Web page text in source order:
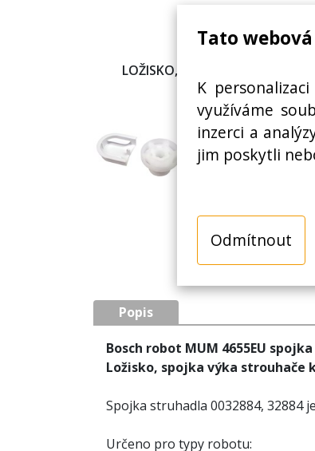
Tato
K
využíváme
inzerci a
jim poskytli
Odmítnout
LOŽISKO, SPOJKA VÝKA
PRIVILEG,
Popis
Bosch robot MUM 4655EU
Ložisko, spojka výka strouhače
Spojka struhadla 0032884, 32884
Určeno pro typy robotu: